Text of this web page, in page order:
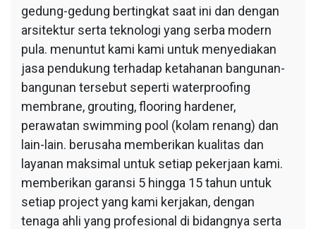
gedung-gedung bertingkat saat ini dan dengan
arsitektur serta teknologi yang serba modern
pula. menuntut kami kami untuk menyediakan
jasa pendukung terhadap ketahanan bangunan-
bangunan tersebut seperti waterproofing
membrane, grouting, flooring hardener,
perawatan swimming pool (kolam renang) dan
lain-lain. berusaha memberikan kualitas dan
layanan maksimal untuk setiap pekerjaan kami.
memberikan garansi 5 hingga 15 tahun untuk
setiap project yang kami kerjakan, dengan
tenaga ahli yang profesional di bidangnya serta